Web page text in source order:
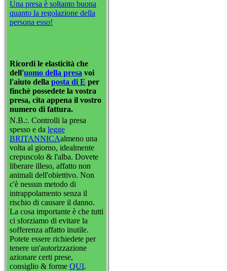
Una presa è soltanto buona
quanto la regolazione della
persona esso!
Ricordi le elasticità che
dell'uomo della presa voi
l'aiuto della posta di E per
finchè possedete la vostra
presa, cita appena il vostro
numero di fattura.
N.B.:. Controlli la presa
spesso e da legge
BRITANNICAalmeno una
volta al giorno, idealmente
crepuscolo & l'alba. Dovete
liberare illeso, affatto non
animali dell'obiettivo. Non
c'è nessun metodo di
intrappolamento senza il
rischio di causare il danno.
La cosa importante è che tutti
ci sforziamo di evitare la
sofferenza affatto inutile.
Potete essere richiedete per
tenere un'autorizzazione
azionare certi prese,
consiglio & forme QUI.